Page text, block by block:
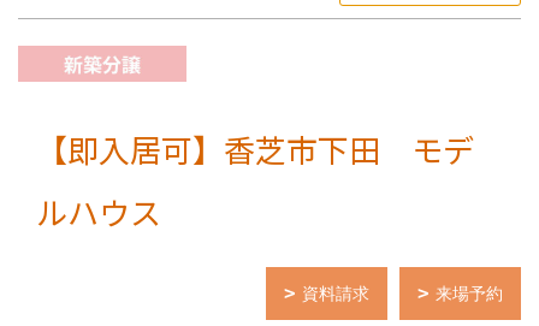
【即入居可】香芝市下田 モデ
ルハウス
資料請求 来場予約